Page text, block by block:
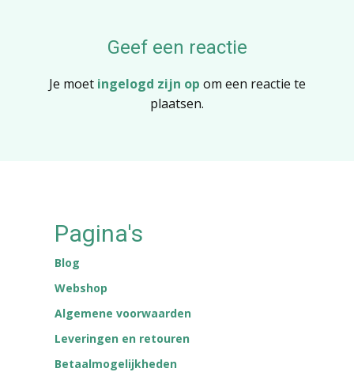
Geef een reactie
Je moet ingelogd zijn op om een reactie te
plaatsen.
Pagina's
Blog
Webshop
Algemene voorwaarden
Leveringen en retouren
Betaalmogelijkheden